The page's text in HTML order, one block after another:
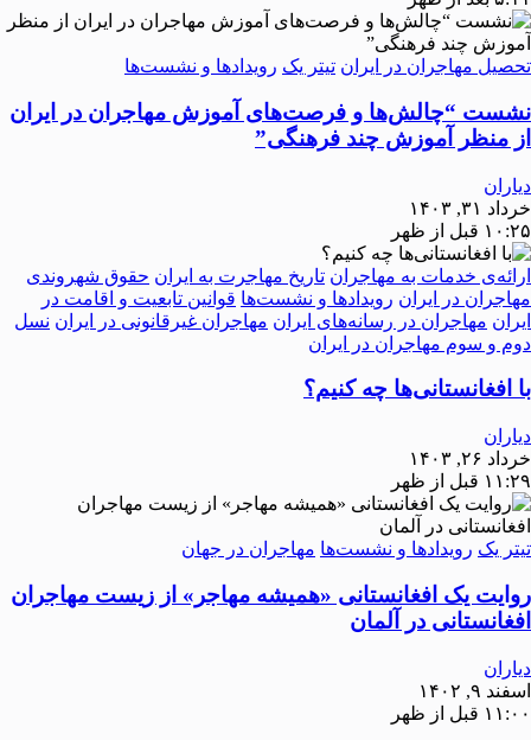
تحصیل مهاجران در ایران تیتر یک رویدادها و نشست‌ها
نشست “چالش‌ها و فرصت‌های آموزش مهاجران در ایران
از منظر آموزش چند فرهنگی”
دیاران
خرداد ۳۱, ۱۴۰۳
۱۰:۲۵ قبل از ظهر
ارائه‌ی خدمات به مهاجران تاریخ مهاجرت به ایران حقوق شهروندی
مهاجران در ایران رویدادها و نشست‌ها قوانین تابعیت و اقامت در
ایران مهاجران در رسانه‌های ایران مهاجران غیرقانونی در ایران نسل
دوم و سوم مهاجران در ایران
با افغانستانی‌ها چه کنیم؟
دیاران
خرداد ۲۶, ۱۴۰۳
۱۱:۲۹ قبل از ظهر
تیتر یک رویدادها و نشست‌ها مهاجران در جهان
روایت یک افغانستانی «همیشه مهاجر» از زیست مهاجران
افغانستانی در آلمان
دیاران
اسفند ۹, ۱۴۰۲
۱۱:۰۰ قبل از ظهر